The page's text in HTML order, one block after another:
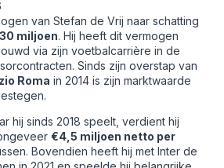
van Stefan de Vrij naar schatting
miljoen. Hij heeft dit vermogen
via zijn voetbalcarrière in de
Sinds zijn overstap van
Roma in 2014 is zijn marktwaarde
hij sinds 2018 speelt, verdient hij
€4,5 miljoen netto per
Bovendien heeft hij met Inter de